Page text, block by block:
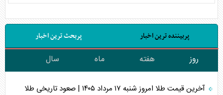
پربیننده ترین اخبار پربحث ترین اخبار
روز هفته ماه سال
آخرین قیمت طلا امروز شنبه ۱۷ مرداد ۱۴۰۵ | صعود تاریخی طلا